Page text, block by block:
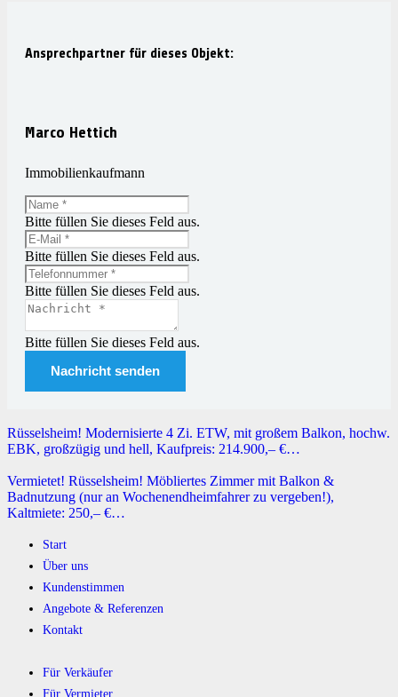
Ansprechpartner für dieses Objekt:
Marco Hettich
Immobilienkaufmann
Bitte füllen Sie dieses Feld aus.
Bitte füllen Sie dieses Feld aus.
Bitte füllen Sie dieses Feld aus.
Bitte füllen Sie dieses Feld aus.
Nachricht senden
Rüsselsheim! Modernisierte 4 Zi. ETW, mit großem Balkon, hochw.
EBK, großzügig und hell, Kaufpreis: 214.900,– €…
Vermietet! Rüsselsheim! Möbliertes Zimmer mit Balkon &
Badnutzung (nur an Wochenendheimfahrer zu vergeben!),
Kaltmiete: 250,– €…
Start
Über uns
Kundenstimmen
Angebote & Referenzen
Kontakt
Für Verkäufer
Für Vermieter